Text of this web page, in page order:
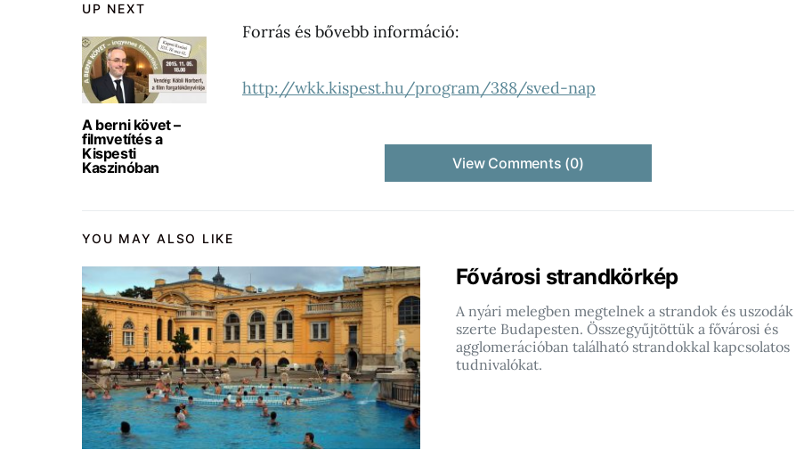
UP NEXT
A berni követ –
filmvetítés a
Kispesti
Kaszinóban
Forrás és bővebb információ:
http://wkk.kispest.hu/program/388/sved-nap
View Comments (0)
YOU MAY ALSO LIKE
Fővárosi strandkörkép
A nyári melegben megtelnek a strandok és uszodák
szerte Budapesten. Összegyűjtöttük a fővárosi és
agglomerációban található strandokkal kapcsolatos
tudnivalókat.